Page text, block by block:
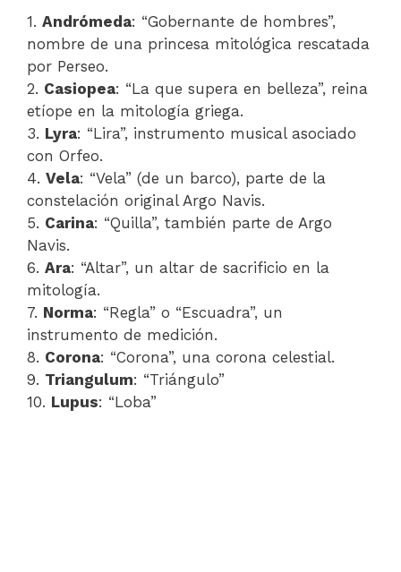
1. Andrómeda: “Gobernante de hombres”,
nombre de una princesa mitológica rescatada
por Perseo.
2. Casiopea: “La que supera en belleza”, reina
etíope en la mitología griega.
3. Lyra: “Lira”, instrumento musical asociado
con Orfeo.
4. Vela: “Vela” (de un barco), parte de la
constelación original Argo Navis.
5. Carina: “Quilla”, también parte de Argo
Navis.
6. Ara: “Altar”, un altar de sacrificio en la
mitología.
7. Norma: “Regla” o “Escuadra”, un
instrumento de medición.
8. Corona: “Corona”, una corona celestial.
9. Triangulum: “Triángulo”
10. Lupus: “Loba”